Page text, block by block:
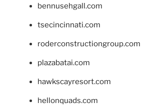
bennusehgall.com
tsecincinnati.com
roderconstructiongroup.com
plazabatai.com
hawkscayresort.com
hellonquads.com